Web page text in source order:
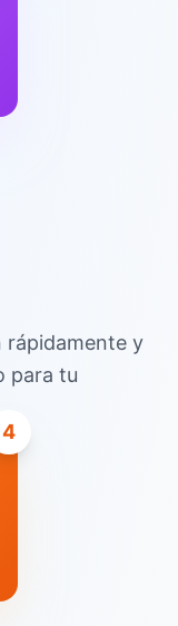
rápidamente y
para tu
4